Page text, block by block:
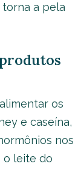
a pela
os
e caseína,
nos
o leite do